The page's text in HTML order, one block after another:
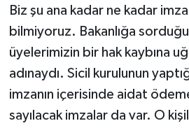
Biz şu ana kadar ne kadar imza
bilmiyoruz. Bakanlığa
üyelerimizin bir hak kaybına
adınaydı. Sicil kurulunun
imzanın içerisinde aidat
sayılacak imzalar da var. O